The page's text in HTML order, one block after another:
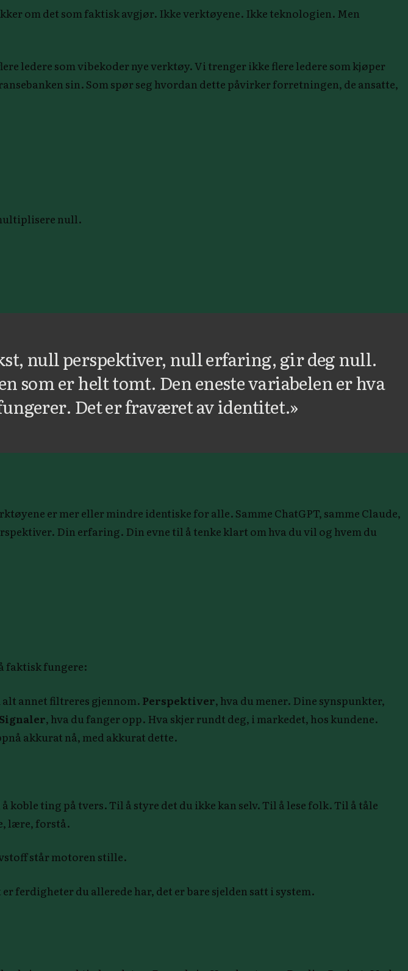
om det som faktisk avgjør. Ikke verktøyene. Ikke teknologien. Men
ledere som vibekoder nye verktøy. Vi trenger ikke flere ledere som kjøper
sin. Som spør seg hvordan dette påvirker forretningen, de ansatte,
null.
null perspektiver, null erfaring, gir deg null.
som er helt tomt. Den eneste variabelen er hva
Det er fraværet av identitet.»
er mer eller mindre identiske for alle. Samme ChatGPT, samme Claude,
Din erfaring. Din evne til å tenke klart om hva du vil og hvem du
faktisk fungere:
alt annet filtreres gjennom. Perspektiver, hva du mener. Dine synspunkter,
Signaler, hva du fanger opp. Hva skjer rundt deg, i markedet, hos kundene.
akkurat nå, med akkurat dette.
ting på tvers. Til å styre det du ikke kan selv. Til å lese folk. Til å tåle
lære, forstå.
står motoren stille.
ferdigheter du allerede har, det er bare sjelden satt i system.